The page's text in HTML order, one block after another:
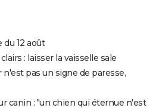
du 12 août
: laisser la vaisselle sale
pas un signe de paresse,
canin : "un chien qui éternue n'est